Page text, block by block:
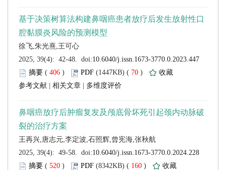
( ) 70 )
( ) 160 )